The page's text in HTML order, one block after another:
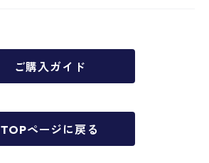
ご購入ガイド
TOPページに戻る